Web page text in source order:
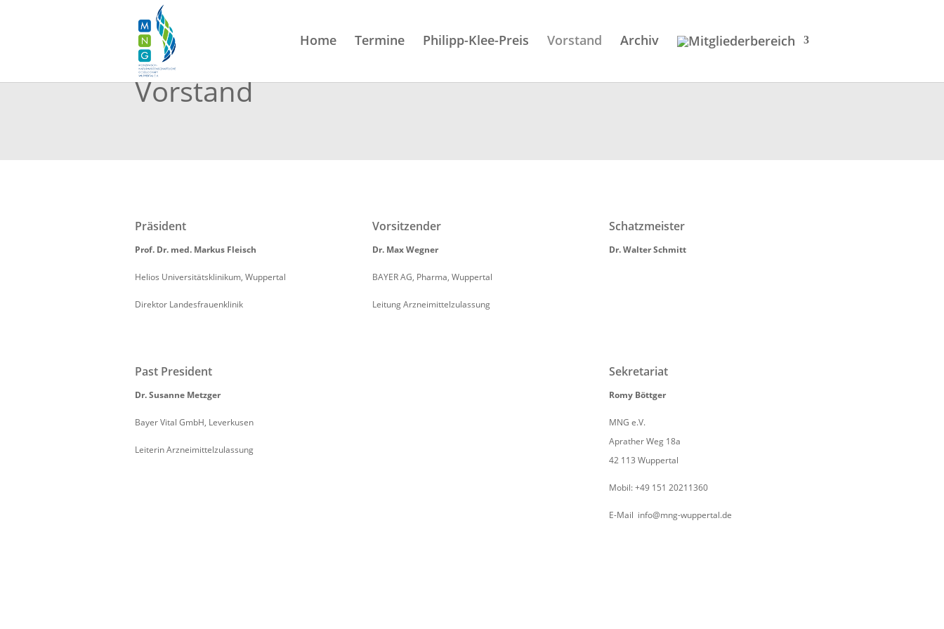
Home Termine Philipp-Klee-Preis Vorstand Archiv
Vorstand
Präsident
Prof. Dr. med. Markus Fleisch
Helios Universitätsklinikum, Wuppertal
Direktor Landesfrauenklinik
Vorsitzender
Dr. Max Wegner
BAYER AG, Pharma, Wuppertal
Leitung Arzneimittelzulassung
Schatzmeister
Dr. Walter Schmitt
Past President
Dr. Susanne Metzger
Bayer Vital GmbH, Leverkusen
Leiterin Arzneimittelzulassung
Sekretariat
Romy Böttger
MNG e.V.
Aprather Weg 18a
42 113 Wuppertal
Mobil: +49 151 20211360
E-Mail info@mng-wuppertal.de